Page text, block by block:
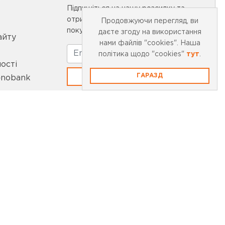
Підпишіться на нашу розсилку та
отримайте 10% знижки на першу
покупку
ПІДПИСКА
Продовжуючи перегляд, ви
даєте згоду на використання
нами файлів "cookies". Наша
політика щодо "cookies" тут
ГАРАЗД